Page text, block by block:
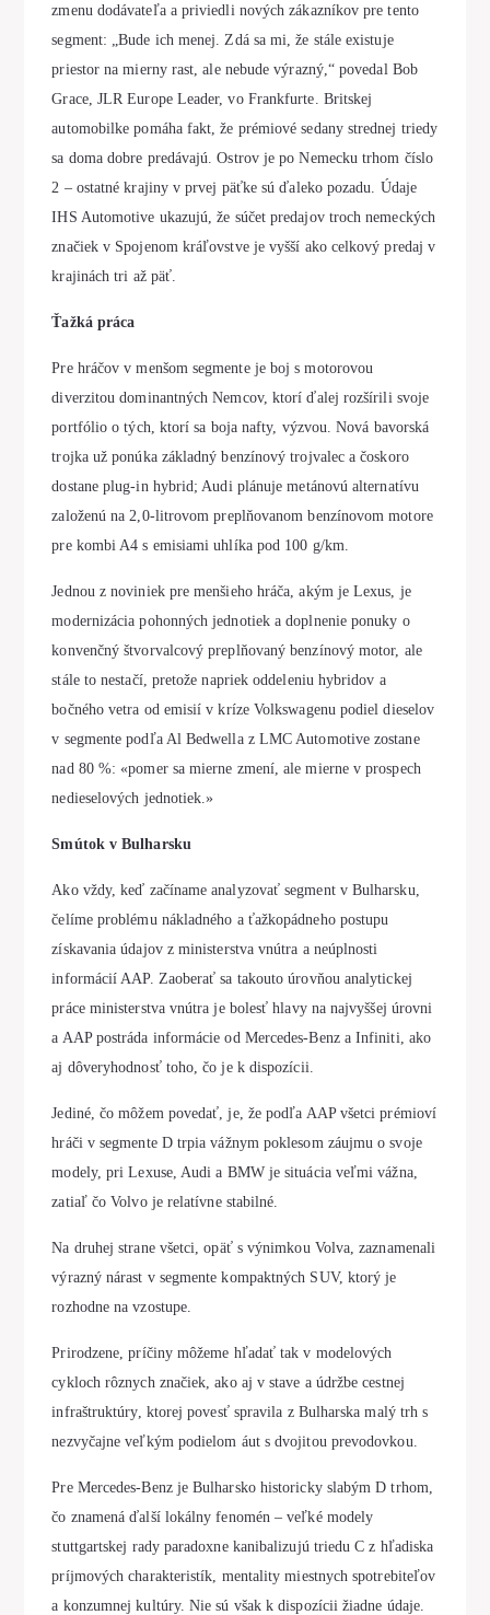
zmenu dodávateľa a priviedli nových zákazníkov pre tento
segment: „Bude ich menej. Zdá sa mi, že stále existuje
priestor na mierny rast, ale nebude výrazný,“ povedal Bob
Grace, JLR Europe Leader, vo Frankfurte. Britskej
automobilke pomáha fakt, že prémiové sedany strednej triedy
sa doma dobre predávajú. Ostrov je po Nemecku trhom číslo
2 – ostatné krajiny v prvej päťke sú ďaleko pozadu. Údaje
IHS Automotive ukazujú, že súčet predajov troch nemeckých
značiek v Spojenom kráľovstve je vyšší ako celkový predaj v
krajinách tri až päť.
Ťažká práca
Pre hráčov v menšom segmente je boj s motorovou
diverzitou dominantných Nemcov, ktorí ďalej rozšírili svoje
portfólio o tých, ktorí sa boja nafty, výzvou. Nová bavorská
trojka už ponúka základný benzínový trojvalec a čoskoro
dostane plug-in hybrid; Audi plánuje metánovú alternatívu
založenú na 2,0-litrovom preplňovanom benzínovom motore
pre kombi A4 s emisiami uhlíka pod 100 g/km.
Jednou z noviniek pre menšieho hráča, akým je Lexus, je
modernizácia pohonných jednotiek a doplnenie ponuky o
konvenčný štvorvalcový preplňovaný benzínový motor, ale
stále to nestačí, pretože napriek oddeleniu hybridov a
bočného vetra od emisií v kríze Volkswagenu podiel dieselov
v segmente podľa Al Bedwella z LMC Automotive zostane
nad 80 %: «pomer sa mierne zmení, ale mierne v prospech
nedieselových jednotiek.»
Smútok v Bulharsku
Ako vždy, keď začíname analyzovať segment v Bulharsku,
čelíme problému nákladného a ťažkopádneho postupu
získavania údajov z ministerstva vnútra a neúplnosti
informácií AAP. Zaoberať sa takouto úrovňou analytickej
práce ministerstva vnútra je bolesť hlavy na najvyššej úrovni
a AAP postráda informácie od Mercedes-Benz a Infiniti, ako
aj dôveryhodnosť toho, čo je k dispozícii.
Jediné, čo môžem povedať, je, že podľa AAP všetci prémioví
hráči v segmente D trpia vážnym poklesom záujmu o svoje
modely, pri Lexuse, Audi a BMW je situácia veľmi vážna,
zatiaľ čo Volvo je relatívne stabilné.
Na druhej strane všetci, opäť s výnimkou Volva, zaznamenali
výrazný nárast v segmente kompaktných SUV, ktorý je
rozhodne na vzostupe.
Prirodzene, príčiny môžeme hľadať tak v modelových
cykloch rôznych značiek, ako aj v stave a údržbe cestnej
infraštruktúry, ktorej povesť spravila z Bulharska malý trh s
nezvyčajne veľkým podielom áut s dvojitou prevodovkou.
Pre Mercedes-Benz je Bulharsko historicky slabým D trhom,
čo znamená ďalší lokálny fenomén – veľké modely
stuttgartskej rady paradoxne kanibalizujú triedu C z hľadiska
príjmových charakteristík, mentality miestnych spotrebiteľov
a konzumnej kultúry. Nie sú však k dispozícii žiadne údaje.